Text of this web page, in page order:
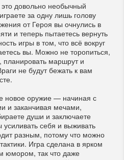
довольно необычный
за одну лишь голову
от Героя вы очнулись в
и теперь пытаетесь вернуть
игры в том, что всё вокруг
вы. Можно не торопиться,
планировать маршрут и
не будут бежать к вам
новое оружие — начиная с
и заканчивая мечами,
души и заключаете
себя и выживать
разным, потому что можно
Игра сделана в ярком
юмором, так что даже